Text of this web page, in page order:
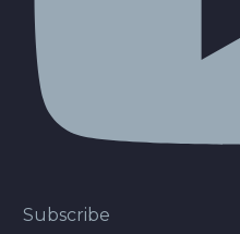
Subscribe